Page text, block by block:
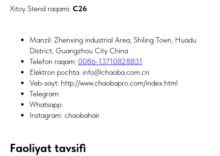
Xitoy Stend raqami: C26
Manzil: Zhenxing industrial Area, Shiling Town, Huadu
District, Guangzhou City China
Telefon raqam: 0086-13710828831
Elektron pochta: info@chaoba.com.cn
Veb-sayt: http://www.chaobapro.com/index.html
Telegram:
Whatsapp:
Instagram: chaobahair
Faoliyat tavsifi